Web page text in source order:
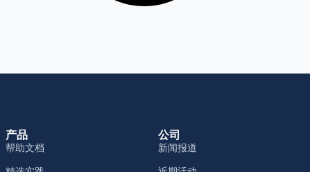
产品
帮助文档
公司
新闻报道